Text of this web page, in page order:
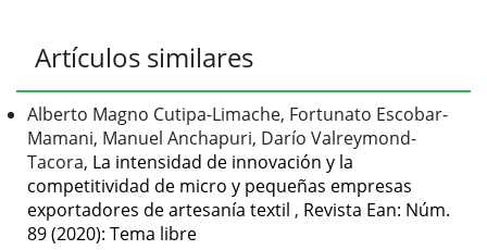
Detalles
del
artículo
Artículos similares
Alberto Magno Cutipa-Limache, Fortunato Escobar-
Mamani, Manuel Anchapuri, Darío Valreymond-
Tacora, La intensidad de innovación y la
competitividad de micro y pequeñas empresas
exportadores de artesanía textil , Revista Ean: Núm.
89 (2020): Tema libre